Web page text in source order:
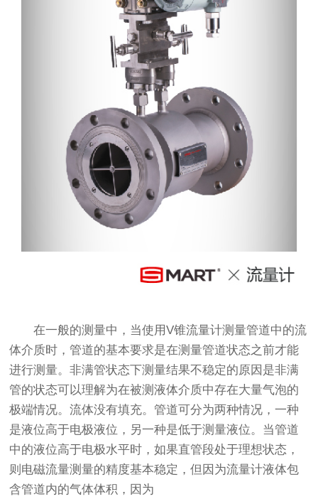
在一般的测量中，当使用V锥流量计测量管道中的流
体介质时，管道的基本要求是在测量管道状态之前才能
进行测量。非满管状态下测量结果不稳定的原因是非满
管的状态可以理解为在被测液体介质中存在大量气泡的
极端情况。流体没有填充。管道可分为两种情况，一种
是液位高于电极液位，另一种是低于测量液位。当管道
中的液位高于电极水平时，如果直管段处于理想状态，
则电磁流量测量的精度基本稳定，但因为流量计液体包
含管道内的气体体积，因为